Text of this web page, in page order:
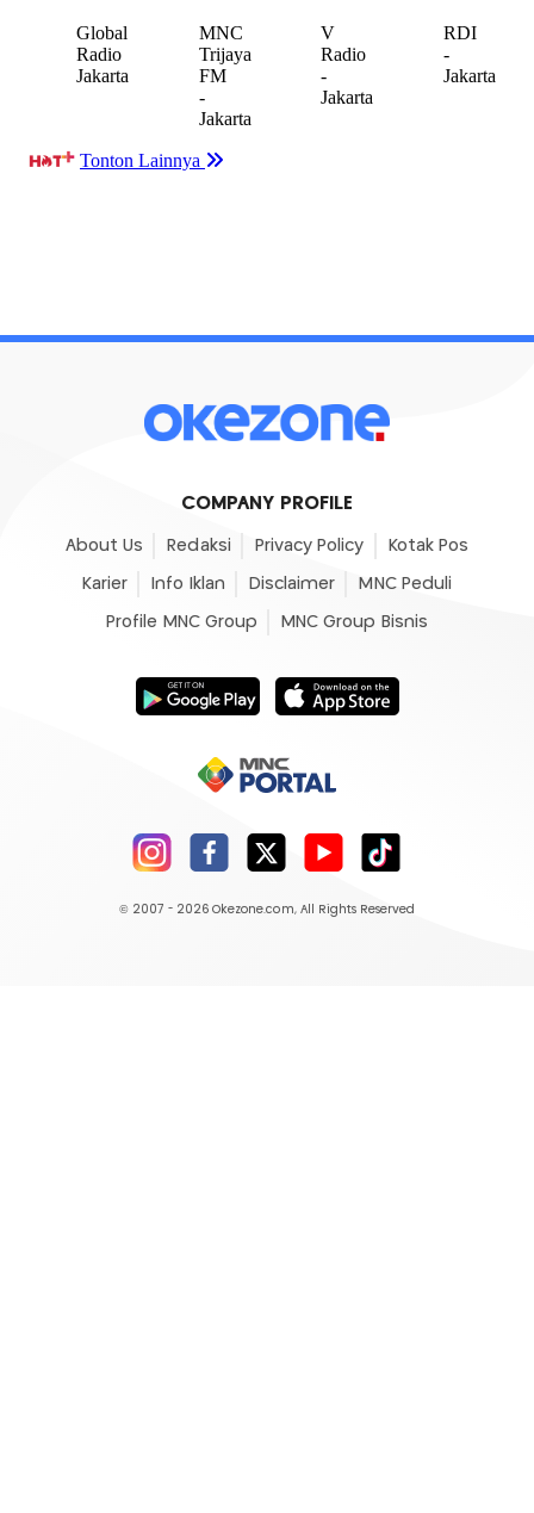
COMPANY PROFILE
About Us Redaksi Privacy Policy Kotak Pos
Karier Info Iklan Disclaimer MNC Peduli
Profile MNC Group MNC Group Bisnis
© 2007 - 2026 Okezone.com, All Rights Reserved